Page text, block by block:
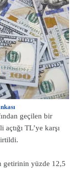
geçilen bir
TL’ye karşı
getirinin yüzde 12,5